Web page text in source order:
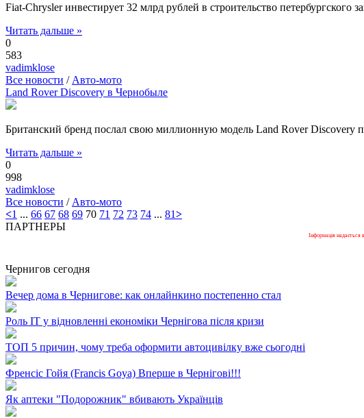
Fiat-Chrysler инвестирует 32 млрд рублей в строительство петербургского
Читать дальше »
0
583
vadimklose
Все новости / Авто-мото
Land Rover Discovery в Чернобыле
Британский бренд послал свою миллионную модель Land Rover
Читать дальше »
0
998
vadimklose
Все новости / Авто-мото
<1 ... 66 67 68 69 70 71 72 73 74 ... 81>
ПАРТНЕРЫ
Інформація надається
Чернигов сегодня
Вечер дома в Чернигове: как онлайнкино постепенно стал
Роль ІТ у відновленні економіки Чернігова після кризи
ТОП 5 причин, чому треба оформити автоцивілку вже сьогодні
Френсіс Гойя (Francis Goya) Вперше в Чернігові!!!
Як аптеки "Подорожник" вбивають Українців